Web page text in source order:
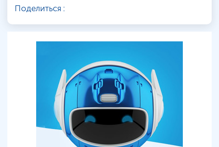
Поделиться :